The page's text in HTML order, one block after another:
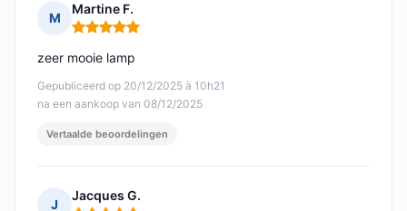
M
Martine F.
Opmerking: 5 van 5
Gepubliceerd op 20/12/2025 à 10h21
na een aankoop van 08/12/2025
zeer mooie lamp
Vertaalde beoordelingen
J
Jacques G.